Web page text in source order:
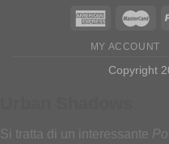
MY ACCOUNT
Copyright
Si tratta di un interessante